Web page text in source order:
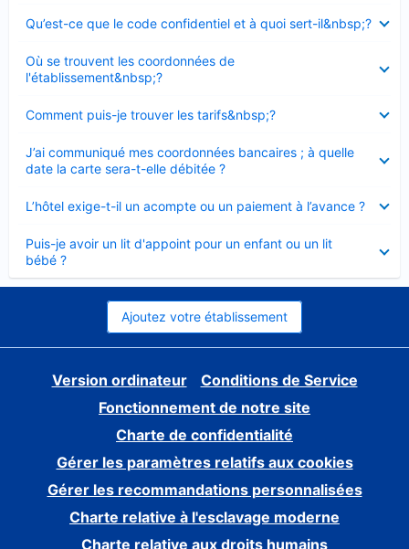
Qu’est-ce que le code confidentiel et à quoi sert-il&nbsp;?
fermé
Où se trouvent les coordonnées de
l'établissement&nbsp;?
fermé
Comment puis-je trouver les tarifs&nbsp;?
fermé
J’ai communiqué mes coordonnées bancaires ; à quelle
date la carte sera-t-elle débitée ?
fermé
L’hôtel exige-t-il un acompte ou un paiement à l’avance ?
fermé
Puis-je avoir un lit d'appoint pour un enfant ou un lit
bébé ?
fermé
Ajoutez votre établissement
Version ordinateur
Conditions de Service
Fonctionnement de notre site
Charte de confidentialité
Gérer les paramètres relatifs aux cookies
Gérer les recommandations personnalisées
Charte relative à l'esclavage moderne
Charte relative aux droits humains